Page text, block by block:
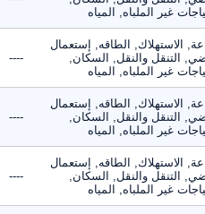
غير الملباه, المياه
الاستهلاك, الطاقه, إستعمال
التنقل والنقل, السكان,
غير الملباه, المياه
----
الاستهلاك, الطاقه, إستعمال
التنقل والنقل, السكان,
غير الملباه, المياه
----
الاستهلاك, الطاقه, إستعمال
التنقل والنقل, السكان,
غير الملباه, المياه
----